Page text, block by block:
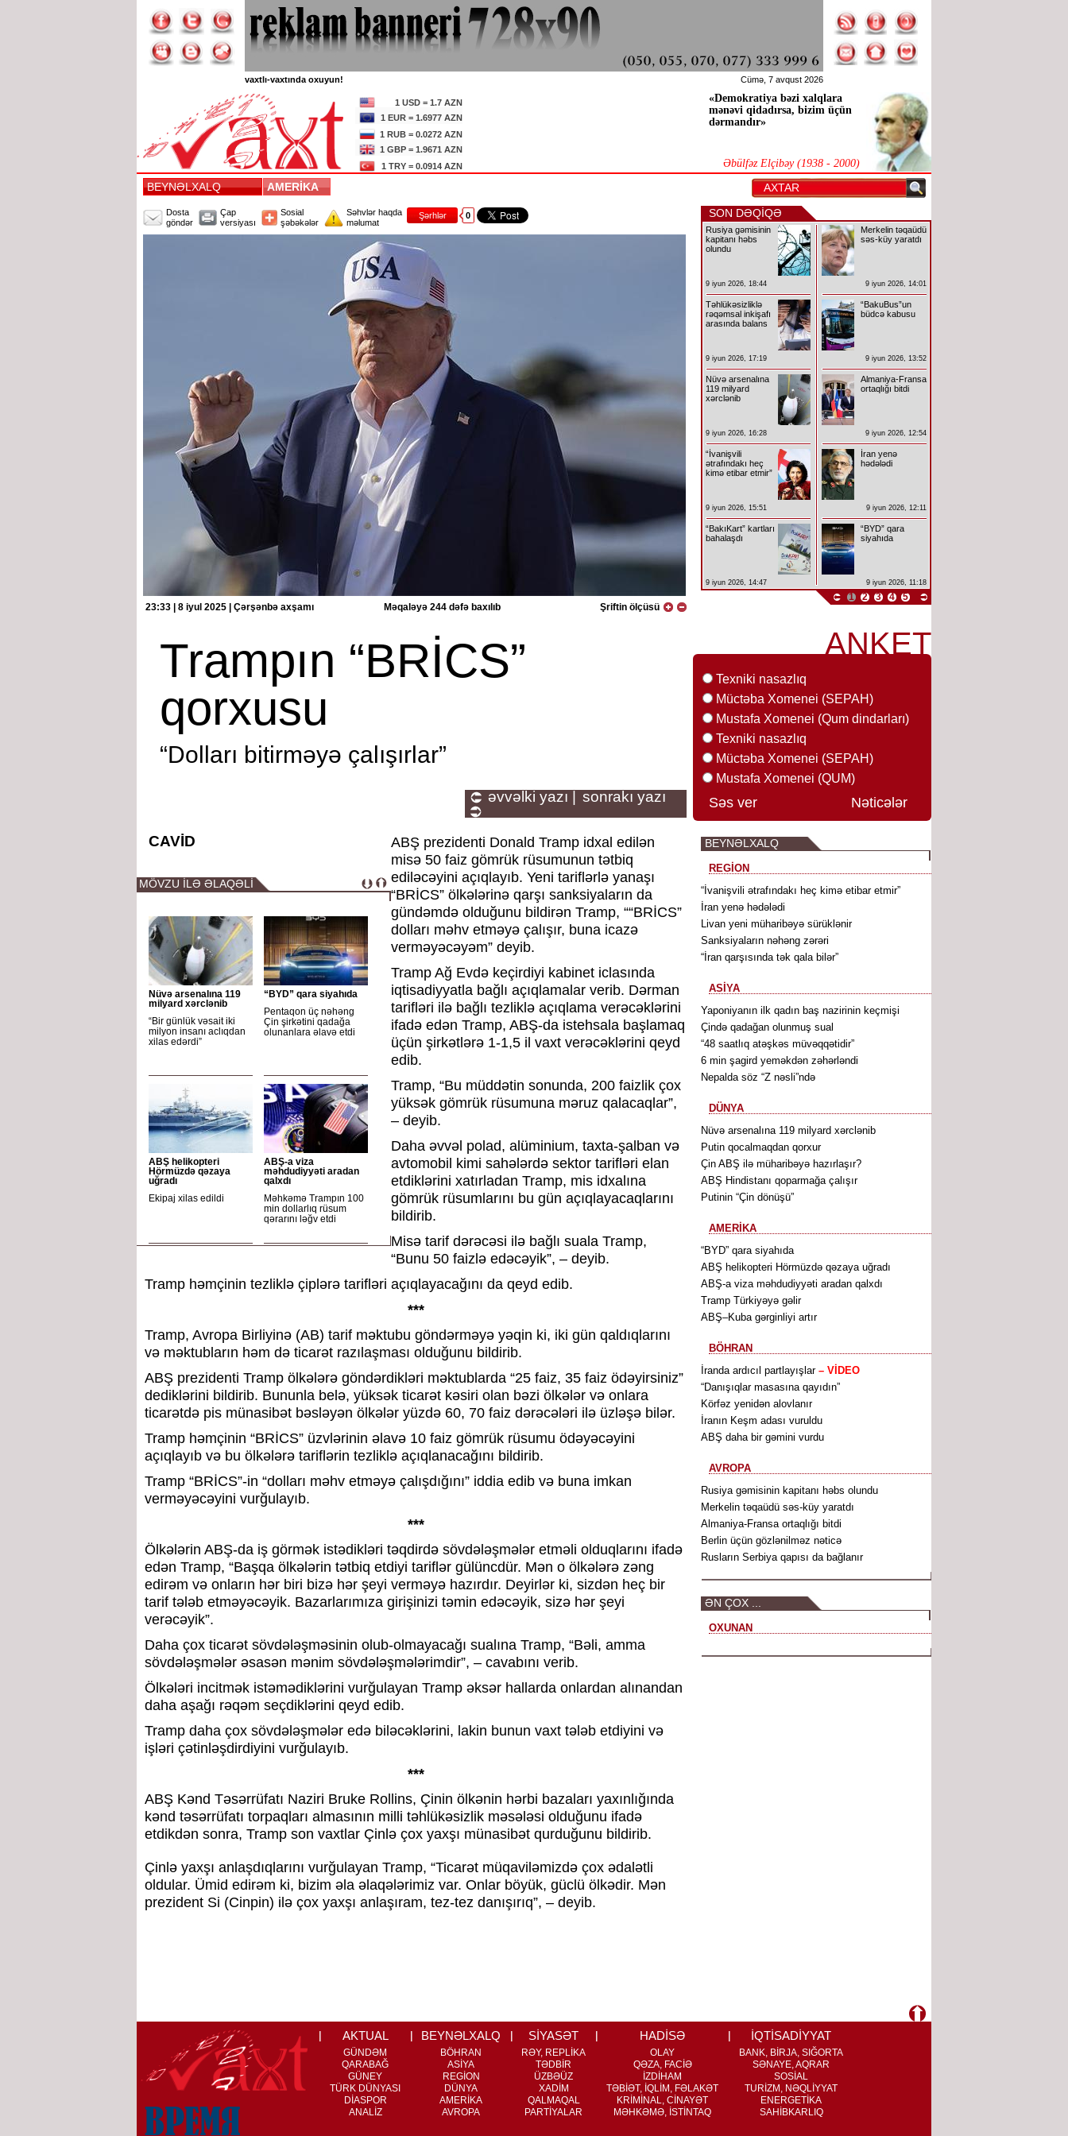
vaxtlı-vaxtında oxuyun! Cümə, 7 avqust 2026
1 USD = 1.7 AZN
1 EUR = 1.6977 AZN
1 RUB = 0.0272 AZN
1 GBP = 1.9671 AZN
1 TRY = 0.0914 AZN
«Demokratiya bəzi xalqlara
mənəvi qidadırsa, bizim üçün
dərmandır»
Əbülfəz Elçibəy (1938 - 2000)
BEYNƏLXALQ AMERİKA
Dosta
göndər
Çap
versiyası
Sosial
şəbəkələr
Səhvlər haqda
məlumat
Şərhlər 0
23:33 | 8 iyul 2025 | Çərşənbə axşamı Məqaləyə 244 dəfə baxılıb Şriftin ölçüsü
Trampın “BRİCS”
qorxusu
“Dolları bitirməyə çalışırlar”
əvvəlki yazı | sonrakı yazı
CAVİD
MÖVZU İLƏ ƏLAQƏLİ
Nüvə arsenalına 119
milyard xərclənib
“Bir günlük vəsait iki
milyon insanı aclıqdan
xilas edərdi”
“BYD” qara siyahıda
Pentaqon üç nəhəng
Çin şirkətini qadağa
olunanlara əlavə etdi
ABŞ helikopteri
Hörmüzdə qəzaya
uğradı
Ekipaj xilas edildi
ABŞ-a viza
məhdudiyyəti aradan
qalxdı
Məhkəmə Trampın 100
min dollarlıq rüsum
qərarını ləğv etdi
ABŞ prezidenti Donald Tramp idxal edilən
misə 50 faiz gömrük rüsumunun tətbiq
ediləcəyini açıqlayıb. Yeni tariflərlə yanaşı
“BRİCS” ölkələrinə qarşı sanksiyaların da
gündəmdə olduğunu bildirən Tramp, ““BRİCS”
dolları məhv etməyə çalışır, buna icazə
verməyəcəyəm” deyib.
Tramp Ağ Evdə keçirdiyi kabinet iclasında
iqtisadiyyatla bağlı açıqlamalar verib. Dərman
tarifləri ilə bağlı tezliklə açıqlama verəcəklərini
ifadə edən Tramp, ABŞ-da istehsala başlamaq
üçün şirkətlərə 1-1,5 il vaxt verəcəklərini qeyd
edib.
Tramp, “Bu müddətin sonunda, 200 faizlik çox
yüksək gömrük rüsumuna məruz qalacaqlar”,
– deyib.
Daha əvvəl polad, alüminium, taxta-şalban və
avtomobil kimi sahələrdə sektor tarifləri elan
etdiklərini xatırladan Tramp, mis idxalına
gömrük rüsumlarını bu gün açıqlayacaqlarını
bildirib.
Misə tarif dərəcəsi ilə bağlı suala Tramp,
“Bunu 50 faizlə edəcəyik”, – deyib.
Tramp həmçinin tezliklə çiplərə tarifləri açıqlayacağını da qeyd edib.
***
Tramp, Avropa Birliyinə (AB) tarif məktubu göndərməyə yəqin ki, iki gün qaldıqlarını
və məktubların həm də ticarət razılaşması olduğunu bildirib.
ABŞ prezidenti Tramp ölkələrə göndərdikləri məktublarda “25 faiz, 35 faiz ödəyirsiniz”
dediklərini bildirib. Bununla belə, yüksək ticarət kəsiri olan bəzi ölkələr və onlara
ticarətdə pis münasibət bəsləyən ölkələr yüzdə 60, 70 faiz dərəcələri ilə üzləşə bilər.
Tramp həmçinin “BRİCS” üzvlərinin əlavə 10 faiz gömrük rüsumu ödəyəcəyini
açıqlayıb və bu ölkələrə tariflərin tezliklə açıqlanacağını bildirib.
Tramp “BRİCS”-in “dolları məhv etməyə çalışdığını” iddia edib və buna imkan
verməyəcəyini vurğulayıb.
***
Ölkələrin ABŞ-da iş görmək istədikləri təqdirdə sövdələşmələr etməli olduqlarını ifadə
edən Tramp, “Başqa ölkələrin tətbiq etdiyi tariflər gülüncdür. Mən o ölkələrə zəng
edirəm və onların hər biri bizə hər şeyi verməyə hazırdır. Deyirlər ki, sizdən heç bir
tarif tələb etməyəcəyik. Bazarlarımıza girişinizi təmin edəcəyik, sizə hər şeyi
verəcəyik”.
Daha çox ticarət sövdələşməsinin olub-olmayacağı sualına Tramp, “Bəli, amma
sövdələşmələr əsasən mənim sövdələşmələrimdir”, – cavabını verib.
Ölkələri incitmək istəmədiklərini vurğulayan Tramp əksər hallarda onlardan alınandan
daha aşağı rəqəm seçdiklərini qeyd edib.
Tramp daha çox sövdələşmələr edə biləcəklərini, lakin bunun vaxt tələb etdiyini və
işləri çətinləşdirdiyini vurğulayıb.
***
ABŞ Kənd Təsərrüfatı Naziri Bruke Rollins, Çinin ölkənin hərbi bazaları yaxınlığında
kənd təsərrüfatı torpaqları almasının milli təhlükəsizlik məsələsi olduğunu ifadə
etdikdən sonra, Tramp son vaxtlar Çinlə çox yaxşı münasibət qurduğunu bildirib.
Çinlə yaxşı anlaşdıqlarını vurğulayan Tramp, “Ticarət müqaviləmizdə çox ədalətli
oldular. Ümid edirəm ki, bizim əla əlaqələrimiz var. Onlar böyük, güclü ölkədir. Mən
prezident Si (Cinpin) ilə çox yaxşı anlaşıram, tez-tez danışırıq”, – deyib.
SON DƏQİQƏ
Rusiya gəmisinin
kapitanı həbs
olundu
9 iyun 2026, 18:44
Təhlükəsizliklə
rəqəmsal inkişafı
arasında balans
9 iyun 2026, 17:19
Nüvə arsenalına
119 milyard
xərclənib
9 iyun 2026, 16:28
“İvanişvili
ətrafındakı heç
kimə etibar etmir”
9 iyun 2026, 15:51
“BakıKart” kartları
bahalaşdı
9 iyun 2026, 14:47
Merkelin təqaüdü
səs-küy yaratdı
9 iyun 2026, 14:01
“BakuBus”un
büdcə kabusu
9 iyun 2026, 13:52
Almaniya-Fransa
ortaqlığı bitdi
9 iyun 2026, 12:54
İran yenə
hədələdi
9 iyun 2026, 12:11
“BYD” qara
siyahıda
9 iyun 2026, 11:18
1 2 3 4 5
ANKET
Texniki nasazlıq
Müctəba Xomenei (SEPAH)
Mustafa Xomenei (Qum dindarları)
Texniki nasazlıq
Müctəba Xomenei (SEPAH)
Mustafa Xomenei (QUM)
Səs ver Nəticələr
BEYNƏLXALQ
REGİON
“İvanişvili ətrafındakı heç kimə etibar etmir”
İran yenə hədələdi
Livan yeni müharibəyə sürüklənir
Sanksiyaların nəhəng zərəri
“İran qarşısında tək qala bilər”
ASİYA
Yaponiyanın ilk qadın baş nazirinin keçmişi
Çində qadağan olunmuş sual
“48 saatlıq atəşkəs müvəqqətidir”
6 min şagird yeməkdən zəhərləndi
Nepalda söz “Z nəsli”ndə
DÜNYA
Nüvə arsenalına 119 milyard xərclənib
Putin qocalmaqdan qorxur
Çin ABŞ ilə müharibəyə hazırlaşır?
ABŞ Hindistanı qoparmağa çalışır
Putinin “Çin dönüşü”
AMERİKA
“BYD” qara siyahıda
ABŞ helikopteri Hörmüzdə qəzaya uğradı
ABŞ-a viza məhdudiyyəti aradan qalxdı
Tramp Türkiyəyə gəlir
ABŞ–Kuba gərginliyi artır
BÖHRAN
İranda ardıcıl partlayışlar– VİDEO
“Danışıqlar masasına qayıdın”
Körfəz yenidən alovlanır
İranın Keşm adası vuruldu
ABŞ daha bir gəmini vurdu
AVROPA
Rusiya gəmisinin kapitanı həbs olundu
Merkelin təqaüdü səs-küy yaratdı
Almaniya-Fransa ortaqlığı bitdi
Berlin üçün gözlənilməz nəticə
Rusların Serbiya qapısı da bağlanır
ƏN ÇOX ...
OXUNAN
AKTUAL
GÜNDƏM
QARABAĞ
GÜNEY
TÜRK DÜNYASI
DİASPOR
ANALİZ
BEYNƏLXALQ
BÖHRAN
ASİYA
REGİON
DÜNYA
AMERİKA
AVROPA
SİYASƏT
RƏY, REPLİKA
TƏDBİR
ÜZBƏÜZ
XADİM
QALMAQAL
PARTİYALAR
HADİSƏ
OLAY
QƏZA, FACİƏ
İZDİHAM
TƏBİƏT, İQLİM, FƏLAKƏT
KRİMİNAL, CİNAYƏT
MƏHKƏMƏ, İSTİNTAQ
İQTİSADİYYAT
BANK, BİRJA, SIĞORTA
SƏNAYE, AQRAR
SOSİAL
TURİZM, NƏQLİYYAT
ENERGETİKA
SAHİBKARLIQ